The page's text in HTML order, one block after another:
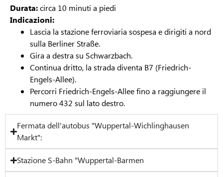
Durata:circa 10 minuti a piedi
Indicazioni:
Lascia la stazione ferroviaria sospesa e dirigiti a nord
sulla Berliner Straße.
Gira a destra su Schwarzbach.
Continua dritto, la strada diventa B7 (Friedrich-
Engels-Allee).
Percorri Friedrich-Engels-Allee fino a raggiungere il
numero 432 sul lato destro.
Fermata dell'autobus "Wuppertal-Wichlinghausen
Markt":
Stazione S-Bahn "Wuppertal-Barmen